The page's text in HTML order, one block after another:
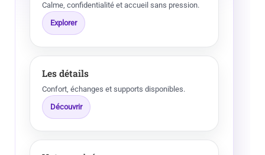
Calme, confidentialité et accueil sans pression.
Explorer
Les détails
Confort, échanges et supports disponibles.
Découvrir